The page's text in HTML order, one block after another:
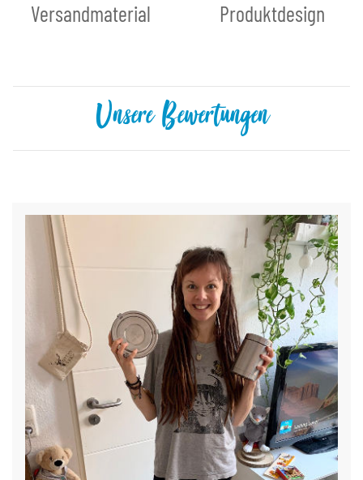
Versandmaterial
Produktdesign
Unsere Bewertungen